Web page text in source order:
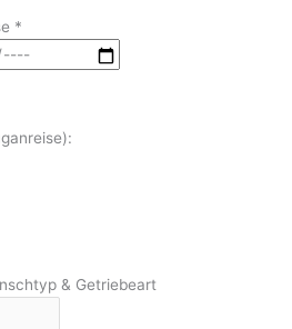
*
& Getriebeart